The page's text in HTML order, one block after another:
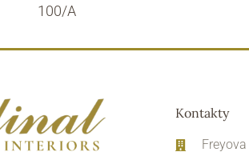
100/A
Kontakty